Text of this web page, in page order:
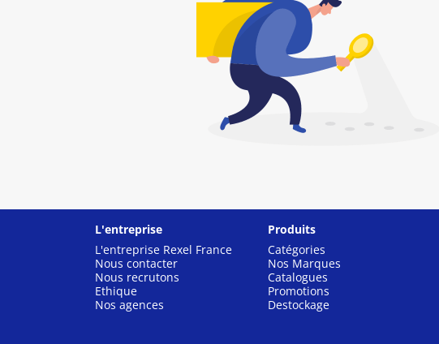
L'entreprise
L'entreprise Rexel France
Nous contacter
Nous recrutons
Ethique
Nos agences
Produits
Catégories
Nos Marques
Catalogues
Promotions
Destockage